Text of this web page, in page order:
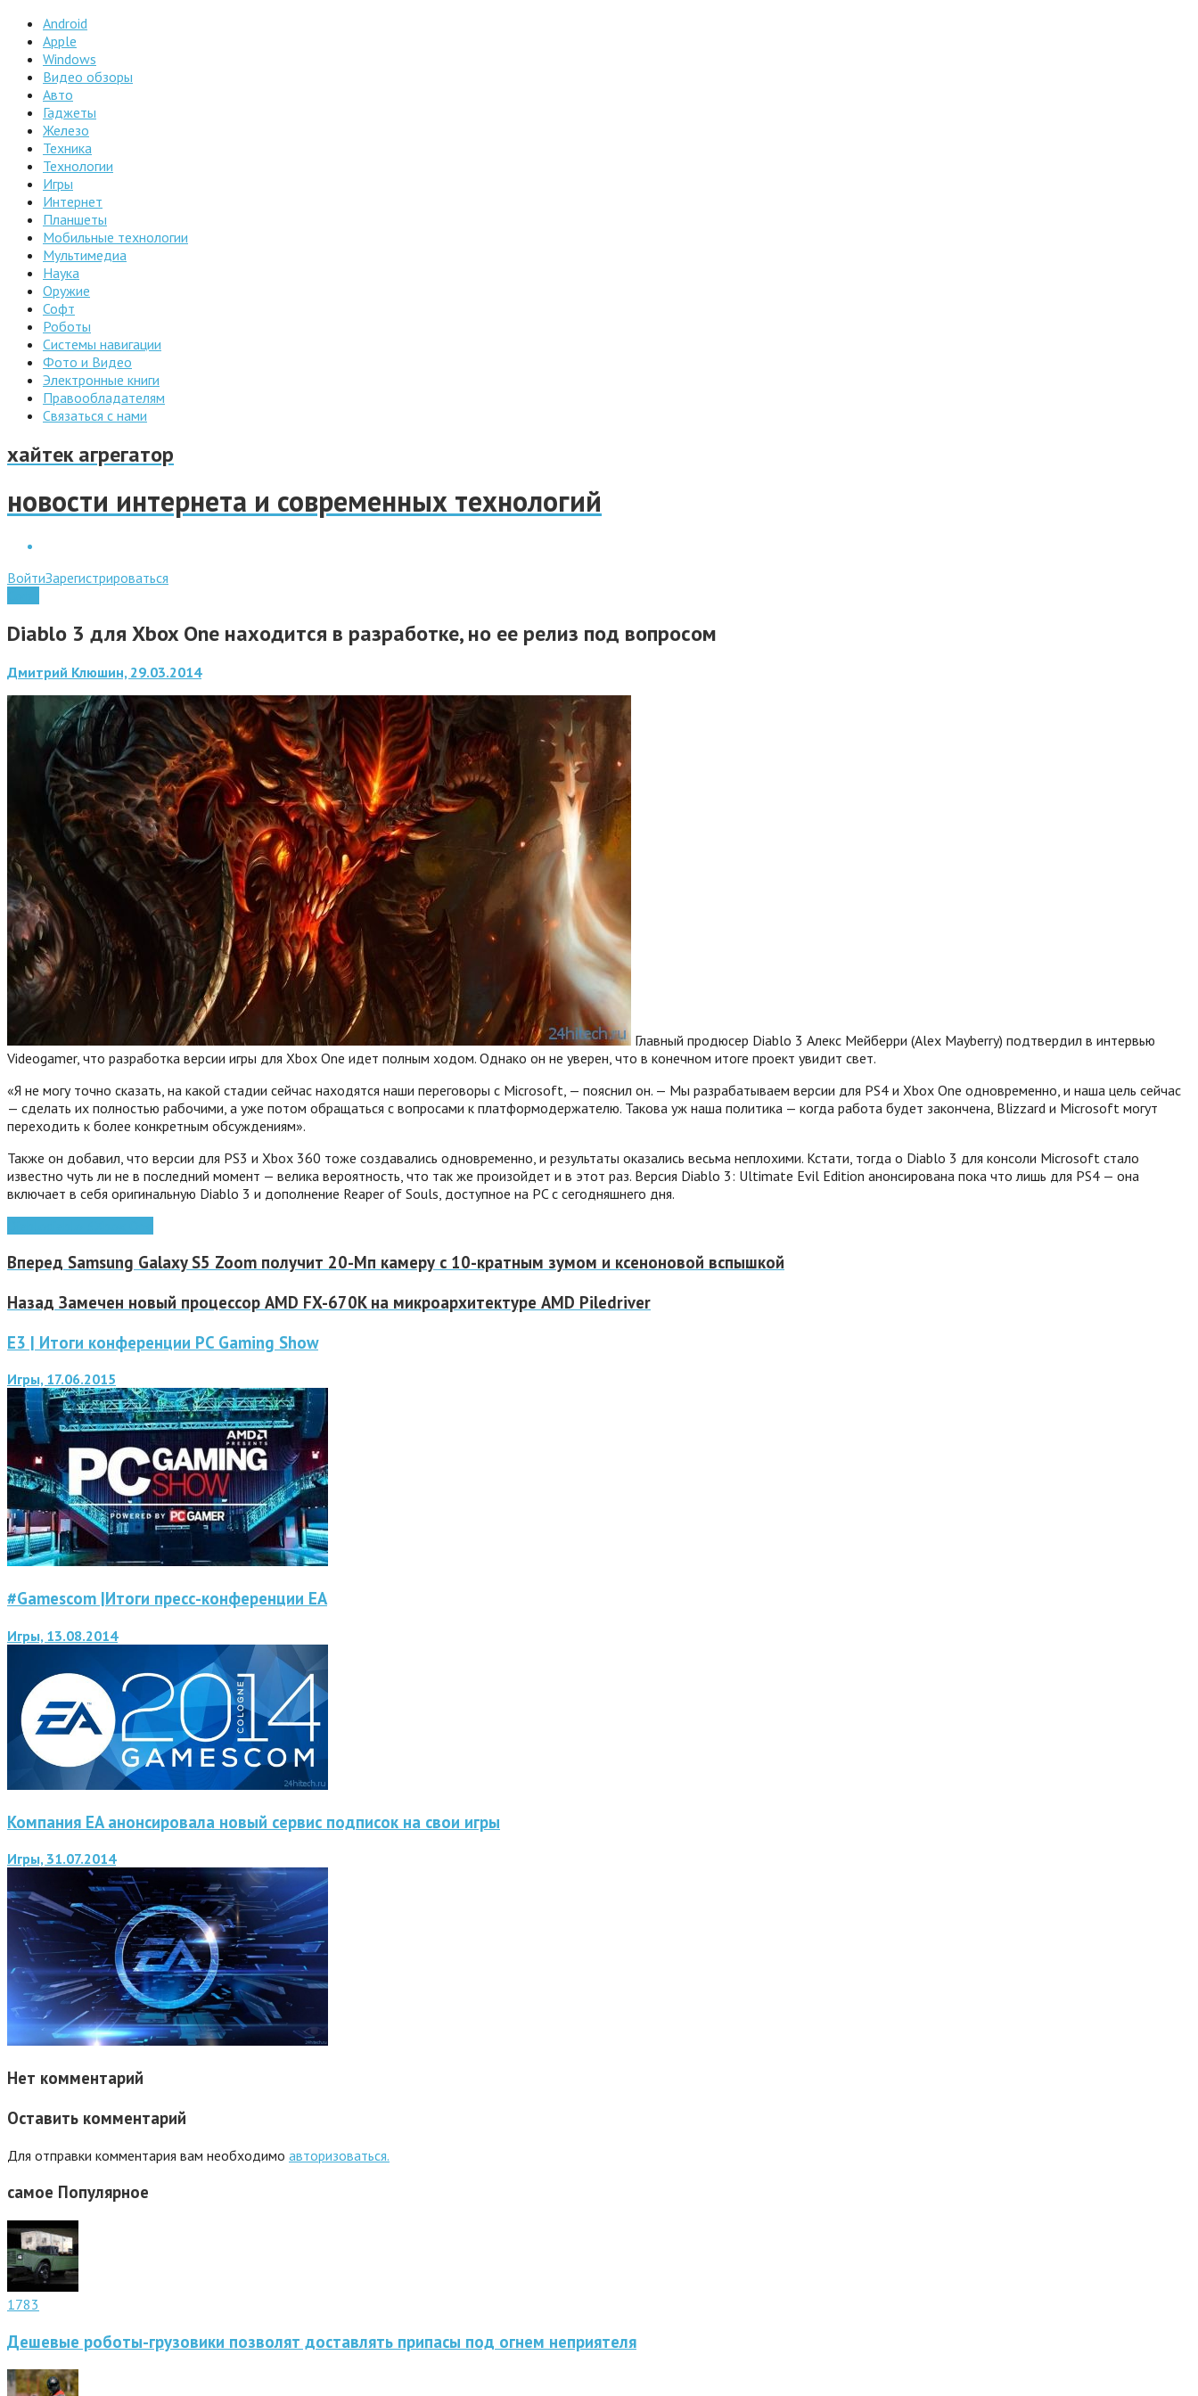
Android
Apple
Windows
Видео обзоры
Авто
Гаджеты
Железо
Техника
Технологии
Игры
Интернет
Планшеты
Мобильные технологии
Мультимедиа
Наука
Оружие
Софт
Роботы
Системы навигации
Фото и Видео
Электронные книги
Правообладателям
Связаться с нами
хайтек агрегатор
новости интернета и современных технологий
ВойтиЗарегистрироваться
Diablo 3 для Xbox One находится в разработке, но ее релиз под вопросом
Дмитрий Клюшин, 29.03.2014
Главный продюсер Diablo 3 Алекс Мейберри (Alex Mayberry) подтвердил в интервью
Videogamer, что разработка версии игры для Xbox One идет полным ходом. Однако он не уверен, что в конечном итоге проект увидит свет.
«Я не могу точно сказать, на какой стадии сейчас находятся наши переговоры с Microsoft, — пояснил он. — Мы разрабатываем версии для PS4 и Xbox One одновременно, и наша цель сейчас
— сделать их полностью рабочими, а уже потом обращаться с вопросами к платформодержателю. Такова уж наша политика — когда работа будет закончена, Blizzard и Microsoft могут
переходить к более конкретным обсуждениям».
Также он добавил, что версии для PS3 и Xbox 360 тоже создавались одновременно, и результаты оказались весьма неплохими. Кстати, тогда о Diablo 3 для консоли Microsoft стало
известно чуть ли не в последний момент — велика вероятность, что так же произойдет и в этот раз. Версия Diablo 3: Ultimate Evil Edition анонсирована пока что лишь для PS4 — она
включает в себя оригинальную Diablo 3 и дополнение Reaper of Souls, доступное на PC с сегодняшнего дня.
Вперед Samsung Galaxy S5 Zoom получит 20-Мп камеру с 10-кратным зумом и ксеноновой вспышкой
Назад Замечен новый процессор AMD FX-670K на микроархитектуре AMD Piledriver
E3 | Итоги конференции PC Gaming Show
Игры, 17.06.2015
#Gamescom |Итоги пресс-конференции EA
Игры, 13.08.2014
Компания EA анонсировала новый сервис подписок на свои игры
Игры, 31.07.2014
Нет комментарий
Оставить комментарий
Для отправки комментария вам необходимо авторизоваться.
самое Популярное
1783
Дешевые роботы-грузовики позволят доставлять припасы под огнем неприятеля